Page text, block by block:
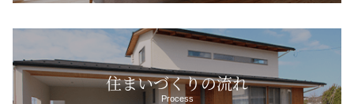
住まいづくりの流れ
Process